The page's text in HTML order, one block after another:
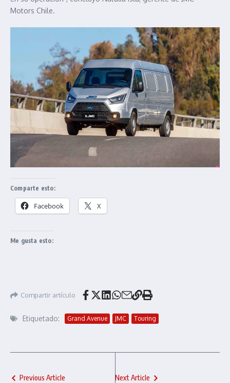
Motors Chile.
Comparte esto:
Facebook X
Me gusta esto:
Compartir artículo
Etiquetado: Grand Avenue JMC Touring
Previous Article Next Article